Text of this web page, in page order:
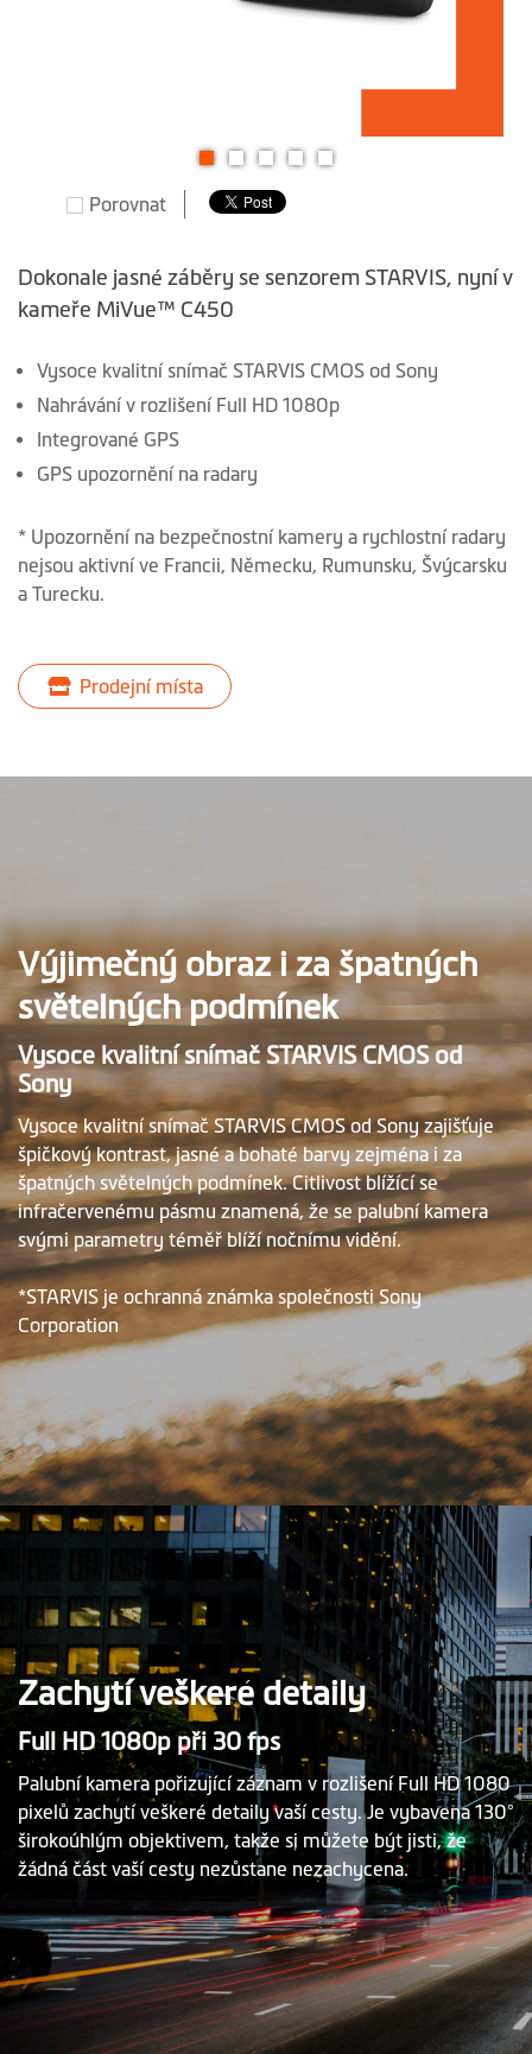
galerie
Porovnat
Dokonale jasné záběry se senzorem STARVIS, nyní v
kameře MiVue™ C450
Vysoce kvalitní snímač STARVIS CMOS od Sony
Nahrávání v rozlišení Full HD 1080p
Integrované GPS
GPS upozornění na radary
* Upozornění na bezpečnostní kamery a rychlostní radary
nejsou aktivní ve Francii, Německu, Rumunsku, Švýcarsku
a Turecku.
Prodejní místa
Výjimečný obraz i za špatných
světelných podmínek
Vysoce kvalitní snímač STARVIS CMOS od
Sony
Vysoce kvalitní snímač STARVIS CMOS od Sony zajišťuje
špičkový kontrast, jasné a bohaté barvy zejména i za
špatných světelných podmínek. Citlivost blížící se
infračervenému pásmu znamená, že se palubní kamera
svými parametry téměř blíží nočnímu vidění.
*STARVIS je ochranná známka společnosti Sony
Corporation
Zachytí veškeré detaily
Full HD 1080p při 30 fps
Palubní kamera pořizující záznam v rozlišení Full HD 1080
pixelů zachytí veškeré detaily vaší cesty. Je vybavena 130°
širokoúhlým objektivem, takže si můžete být jisti, že
žádná část vaší cesty nezůstane nezachycena.